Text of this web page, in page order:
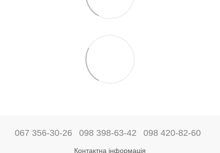
067 356-30-26 098 398-63-42 098 420-82-60
Контактна інформація